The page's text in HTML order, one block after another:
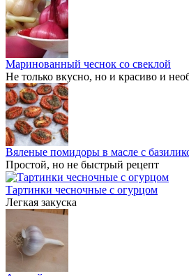
Маринованный чеснок со свеклой
Не только вкусно, но и красиво и
Вяленые помидоры в масле с
Простой, но не быстрый рецепт
Тартинки чесночные с огурцом
Легкая закуска